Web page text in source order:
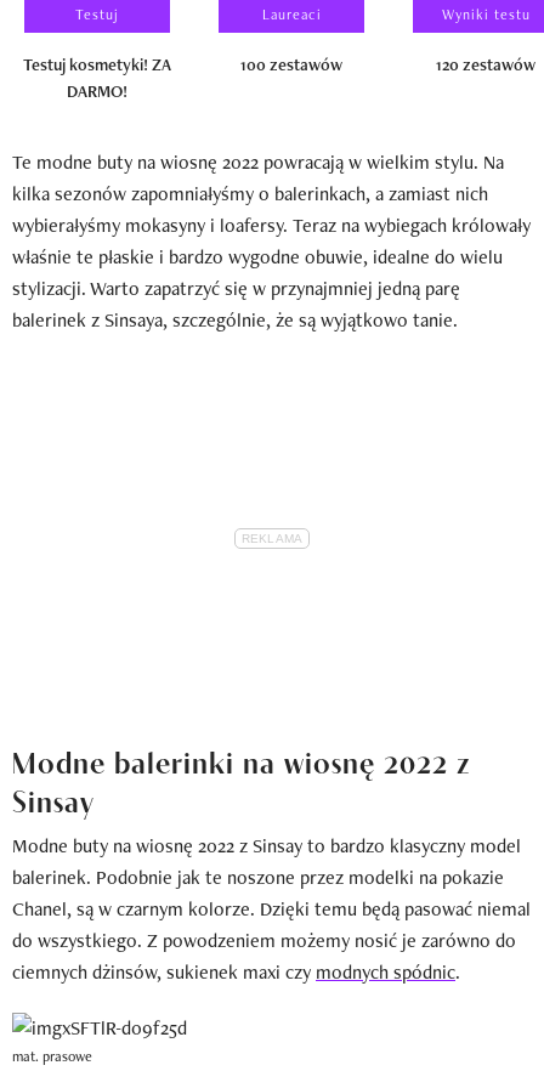
Testuj
Testuj kosmetyki! ZA
DARMO!
Laureaci
100 zestawów
Wyniki testu
120 zestawów
Te modne buty na wiosnę 2022 powracają w wielkim stylu. Na
kilka sezonów zapomniałyśmy o balerinkach, a zamiast nich
wybierałyśmy mokasyny i loafersy. Teraz na wybiegach królowały
właśnie te płaskie i bardzo wygodne obuwie, idealne do wielu
stylizacji. Warto zapatrzyć się w przynajmniej jedną parę
balerinek z Sinsaya, szczególnie, że są wyjątkowo tanie.
Modne balerinki na wiosnę 2022 z
Sinsay
Modne buty na wiosnę 2022 z Sinsay to bardzo klasyczny model
balerinek. Podobnie jak te noszone przez modelki na pokazie
Chanel, są w czarnym kolorze. Dzięki temu będą pasować niemal
do wszystkiego. Z powodzeniem możemy nosić je zarówno do
ciemnych dżinsów, sukienek maxi czy modnych spódnic.
mat. prasowe